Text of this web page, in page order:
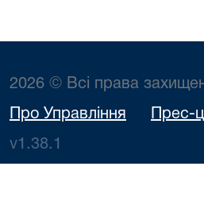
2026 © Всі права
Про Управління Прес-
v1.38.1